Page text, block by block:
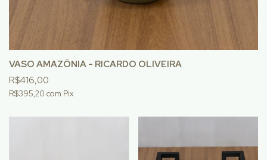
VASO AMAZÔNIA - RICARDO OLIVEIRA
R$416,00
R$395,20 com Pix